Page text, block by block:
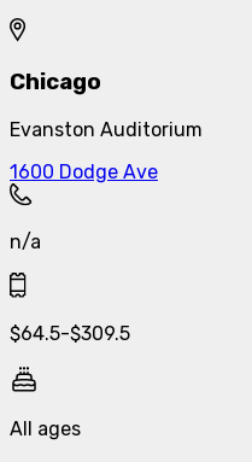
Chicago
Evanston Auditorium
1600 Dodge Ave
n/a
$64.5-$309.5
All ages